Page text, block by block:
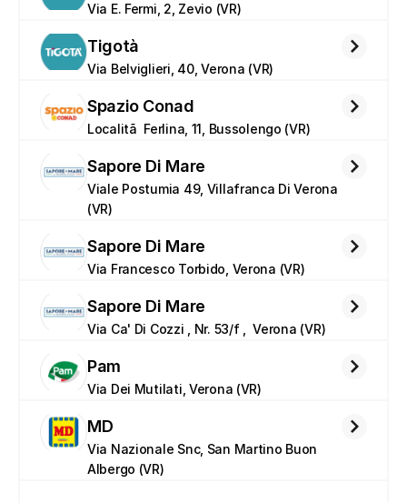
Via E. Fermi, 2, Zevio (VR)
Tigotà
Via Belviglieri, 40, Verona (VR)
Spazio Conad
Localitã  Ferlina, 11, Bussolengo (VR)
Sapore Di Mare
Viale Postumia 49, Villafranca Di Verona
(VR)
Sapore Di Mare
Via Francesco Torbido, Verona (VR)
Sapore Di Mare
Via Ca' Di Cozzi , Nr. 53/f ,  Verona (VR)
Pam
Via Dei Mutilati, Verona (VR)
MD
Via Nazionale Snc, San Martino Buon
Albergo (VR)